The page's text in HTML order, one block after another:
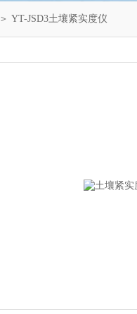
＞ YT-JSD3土壤紧实度仪